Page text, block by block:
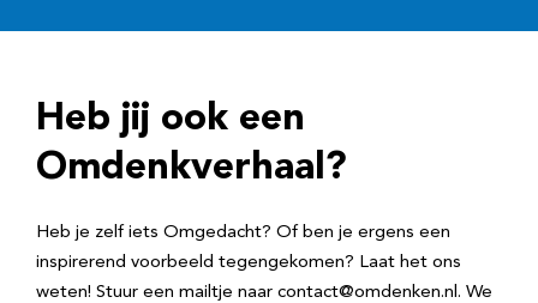
r
e
Heb jij ook een
Omdenkverhaal?
Heb je zelf iets Omgedacht? Of ben je ergens een
inspirerend voorbeeld tegengekomen? Laat het ons
weten! Stuur een mailtje naar contact@omdenken.nl. We